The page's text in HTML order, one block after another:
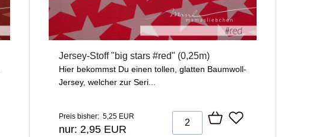
Jersey-Stoff "big stars #red" (0,25m)
Hier bekommst Du einen tollen, glatten Baumwoll-
Jersey, welcher zur Seri...
Preis bisher: 5,25 EUR
nur: 2,95 EUR